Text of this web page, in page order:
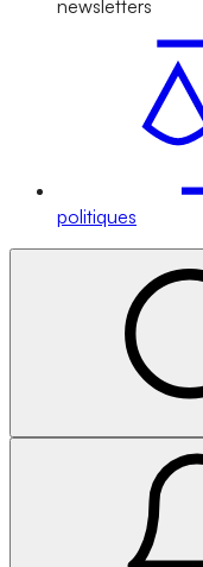
newsletters
politiques